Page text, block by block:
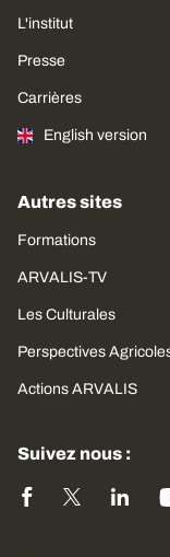
L'institut
Presse
Carrières
English version
Autres sites
Formations
ARVALIS-TV
Les Culturales
Perspectives
Actions ARVALIS
Suivez nous :